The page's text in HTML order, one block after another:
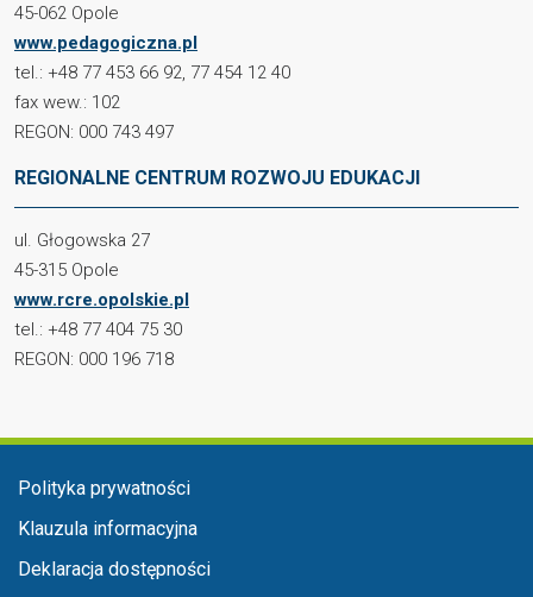
45-062 Opole
www.pedagogiczna.pl
tel.: +48 77 453 66 92, 77 454 12 40
fax wew.: 102
REGON: 000 743 497
REGIONALNE CENTRUM ROZWOJU EDUKACJI
ul. Głogowska 27
45-315 Opole
www.rcre.opolskie.pl
tel.: +48 77 404 75 30
REGON: 000 196 718
Menu w stopce
Polityka prywatności
Klauzula informacyjna
Deklaracja dostępności